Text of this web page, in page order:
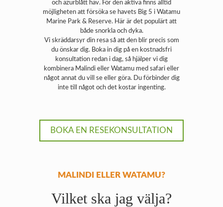
och azurblått hav. För den aktiva finns alltid
möjligheten att försöka se havets Big 5 i Watamu
Marine Park & Reserve. Här är det populärt att
både snorkla och dyka.
Vi skräddarsyr din resa så att den blir precis som
du önskar dig. Boka in dig på en kostnadsfri
konsultation redan i dag, så hjälper vi dig
kombinera Malindi eller Watamu med safari eller
något annat du vill se eller göra. Du förbinder dig
inte till något och det kostar ingenting.
BOKA EN RESEKONSULTATION
MALINDI ELLER WATAMU?
Vilket ska jag välja?